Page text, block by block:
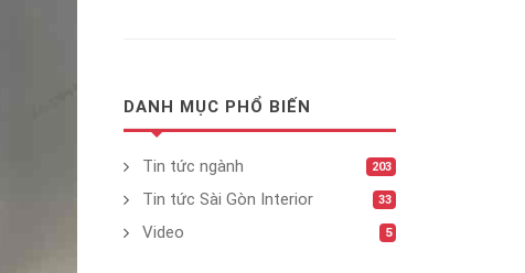
DANH MỤC PHỔ BIẾN
Tin tức ngành 203
Tin tức Sài Gòn Interior 33
Video 5